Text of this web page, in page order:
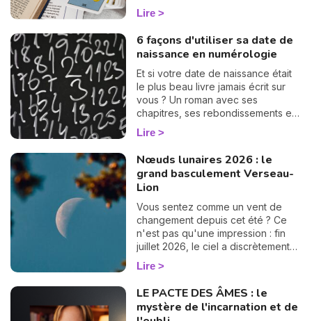
Eau, ces 14 cartes éclairent votre
vie sentimentale, vos relations et
l'état de votre cœur. Découvrez
leur signification complète et ce
qu'elles révèlent dans votre tirage.
Lire
6 façons d'utiliser sa date de
naissance en numérologie
Et si votre date de naissance était
le plus beau livre jamais écrit sur
vous ? Un roman avec ses
chapitres, ses rebondissements et
même quelques cartes cachées
dans la manche. La numérologie
une à une. On vous montre
comment… 🔢
Lire
Nœuds lunaires 2026 : le
grand basculement Verseau-
Lion
Vous sentez comme un vent de
changement depuis cet été ? Ce
n'est pas qu'une impression : fin
juillet 2026, le ciel a discrètement
tourné une grande page. Les
nœuds lunaires ont changé d'axe !
Le nœud nord quitte les Poissons
pour s'installer en Verseau,
pendant que le nœud sud passe
Lire
LE PACTE DES ÂMES : le
mystère de l'incarnation et de